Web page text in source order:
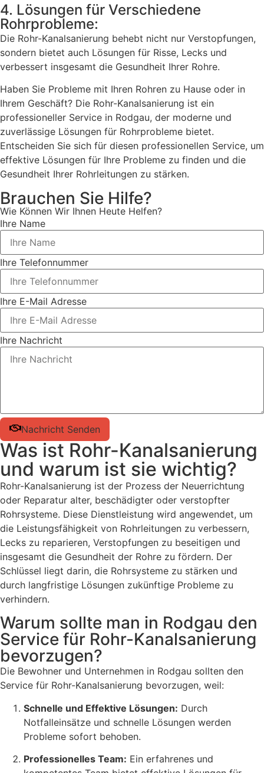
4. Lösungen für Verschiedene
Rohrprobleme:
Die Rohr-Kanalsanierung behebt nicht nur Verstopfungen,
sondern bietet auch Lösungen für Risse, Lecks und
verbessert insgesamt die Gesundheit Ihrer Rohre.
Haben Sie Probleme mit Ihren Rohren zu Hause oder in
Ihrem Geschäft? Die Rohr-Kanalsanierung ist ein
professioneller Service in Rodgau, der moderne und
zuverlässige Lösungen für Rohrprobleme bietet.
Entscheiden Sie sich für diesen professionellen Service, um
effektive Lösungen für Ihre Probleme zu finden und die
Gesundheit Ihrer Rohrleitungen zu stärken.
Brauchen Sie Hilfe?
Wie Können Wir Ihnen Heute Helfen?
Ihre Name
Ihre Telefonnummer
Ihre E-Mail Adresse
Ihre Nachricht
Nachricht Senden
Was ist Rohr-Kanalsanierung
und warum ist sie wichtig?
Rohr-Kanalsanierung ist der Prozess der Neuerrichtung
oder Reparatur alter, beschädigter oder verstopfter
Rohrsysteme. Diese Dienstleistung wird angewendet, um
die Leistungsfähigkeit von Rohrleitungen zu verbessern,
Lecks zu reparieren, Verstopfungen zu beseitigen und
insgesamt die Gesundheit der Rohre zu fördern. Der
Schlüssel liegt darin, die Rohrsysteme zu stärken und
durch langfristige Lösungen zukünftige Probleme zu
verhindern.
Warum sollte man in Rodgau den
Service für Rohr-Kanalsanierung
bevorzugen?
Die Bewohner und Unternehmen in Rodgau sollten den
Service für Rohr-Kanalsanierung bevorzugen, weil:
Schnelle und Effektive Lösungen: Durch
Notfalleinsätze und schnelle Lösungen werden
Probleme sofort behoben.
Professionelles Team: Ein erfahrenes und